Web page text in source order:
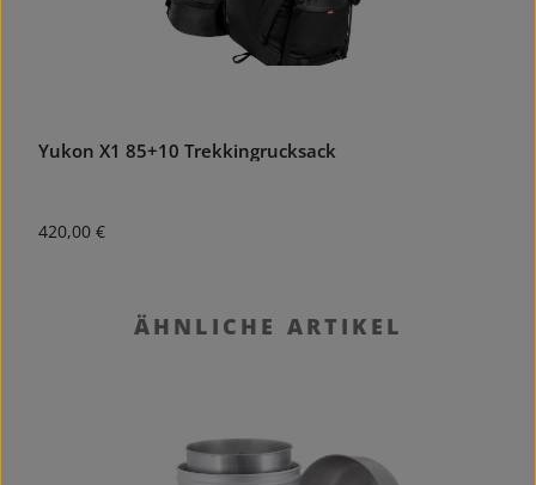
Yukon X1 85+10 Trekkingrucksack
Regulärer Preis:
420,00 €
Produktgalerie überspringen
ÄHNLICHE ARTIKEL